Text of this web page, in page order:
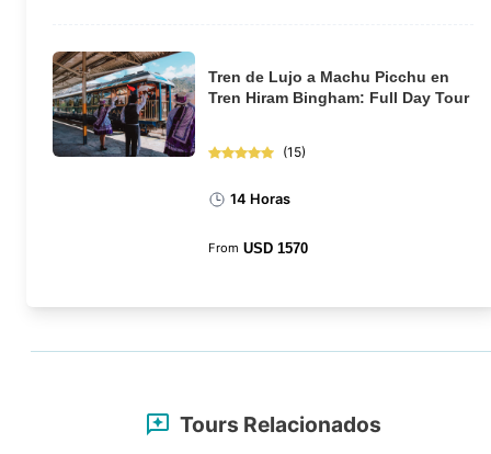
Tren de Lujo a Machu Picchu en
Tren Hiram Bingham: Full Day Tour
(15)
14 Horas
From USD 1570
Tours Relacionados